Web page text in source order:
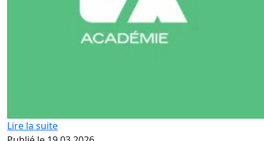
Lire la suite